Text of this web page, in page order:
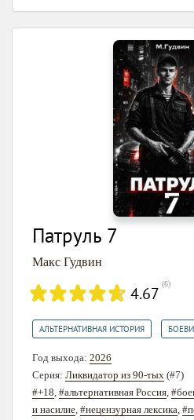
Патруль 7
Макс Гудвин
4.67 (6)
АЛЬТЕРНАТИВНАЯ ИСТОРИЯ
Год выхода: 2026
Серия: Ликвидатор из 90-тых (#7)
#+18, #альтернативная Россия,
и насилие, #нецензурная лексика,